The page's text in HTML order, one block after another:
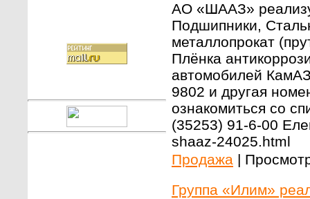
АО «ШААЗ»
Подшипники,
металлопрокат
Плёнка
автомобилей
9802 и другая
ознакомиться со
(35253) 91-6-00
shaaz-24025.html
Продажа |
Группа «Илим»